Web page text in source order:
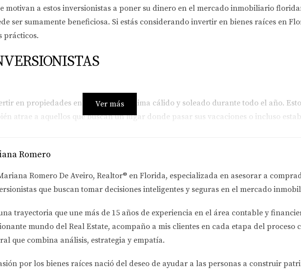
motivan a estos inversionistas a poner su dinero en el mercado inmobiliario
ser sumamente beneficiosa. Si estás considerando invertir en bienes raíces en
prácticos.
en propiedades en Florida es su clima cálido y soleado durante todo el año.
atrae a aquellos que buscan un lugar donde pasar sus vacaciones o incluso
un lugar donde puedo disfrutar del sol y la playa mientras construyo mi futuro
Desde el turismo hasta la tecnología, hay múltiples sectores donde los
de impuestos sobre la propiedad y la ausencia de impuesto estatal sobre la renta
más atractivo.
es otro factor clave que atrae a los inversionistas. A pesar de las fluctuaciones
floridano ha demostrado ser resistente y rentable a largo plazo. Las
Ver más
Romero
Romero De Aveiro, Realtor® en Florida, especializada en asesorar a
que buscan tomar decisiones inteligentes y seguras en el mercado
trayectoria que une más de 15 años de experiencia en el área contable y
mundo del Real Estate, acompaño a mis clientes en cada etapa del proceso
que combina análisis, estrategia y empatía.
por los bienes raíces nació del deseo de ayudar a las personas a construir